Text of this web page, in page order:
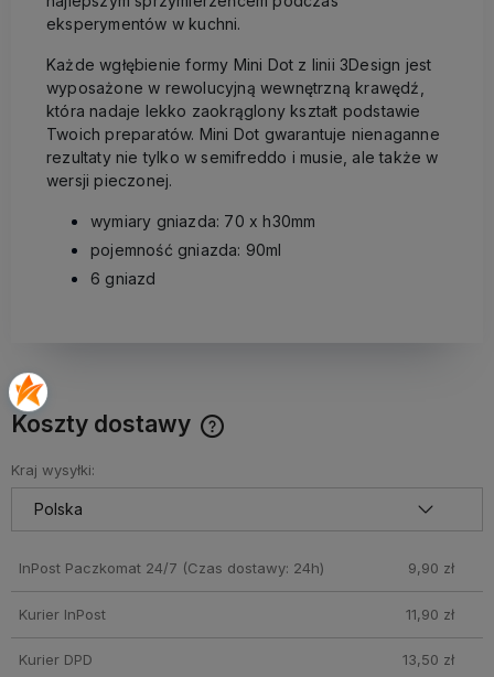
eksperymentów w kuchni.
Każde wgłębienie formy Mini Dot z linii 3Design jest
wyposażone w rewolucyjną wewnętrzną krawędź,
która nadaje lekko zaokrąglony kształt podstawie
Twoich preparatów. Mini Dot gwarantuje nienaganne
rezultaty nie tylko w semifreddo i musie, ale także w
wersji pieczonej.
wymiary gniazda: 70 x h30mm
pojemność gniazda: 90ml
6 gniazd
Koszty dostawy
Kraj wysyłki:
InPost Paczkomat 24/7 (Czas dostawy: 24h) 9,90 zł
Kurier InPost 11,90 zł
Kurier DPD 13,50 zł